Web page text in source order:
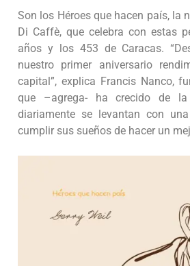
Son los Héroes que hacen país, la
Di Caffè, que celebra con estas
años y los 453 de Caracas.
nuestro primer aniversario
capital”, explica Francis Nanco,
que –agrega- ha crecido de
diariamente se levantan con
cumplir sus sueños de hacer un